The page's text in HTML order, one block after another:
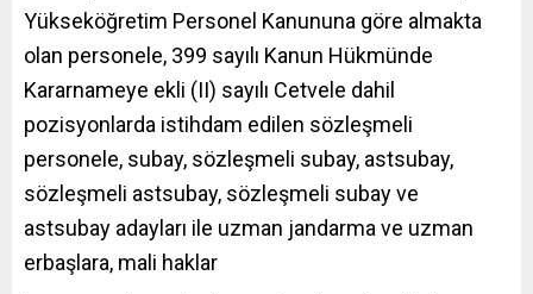
Yükseköğretim Personel Kanununa göre almakta
olan personele, 399 sayılı Kanun Hükmünde
Kararnameye ekli (II) sayılı Cetvele dahil
pozisyonlarda istihdam edilen sözleşmeli
personele, subay, sözleşmeli subay, astsubay,
sözleşmeli astsubay, sözleşmeli subay ve
astsubay adayları ile uzman jandarma ve uzman
erbaşlara, mali haklar